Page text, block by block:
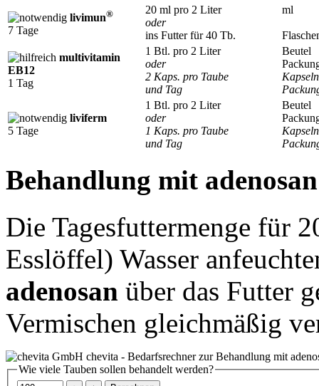
livimun®
7 Tage
20 ml pro 2 Liter
oder
ins Futter für 40 Tb.
ml
multivitamin
EB12
1 Tag
1 Btl. pro 2 Liter
oder
2 Kaps. pro Taube
und Tag
Beutel
Kapseln
liviferm
5 Tage
1 Btl. pro 2 Liter
oder
1 Kaps. pro Taube
und Tag
Beutel
Kapseln
Behandlung mit adenosan
Die Tagesfuttermenge für
Esslöffel) Wasser
adenosan über das Futter
Vermischen gleichmäßig
chevita - Bedarfsrechner zur Behandlung mit
Wie viele Tauben sollen behandelt werden?